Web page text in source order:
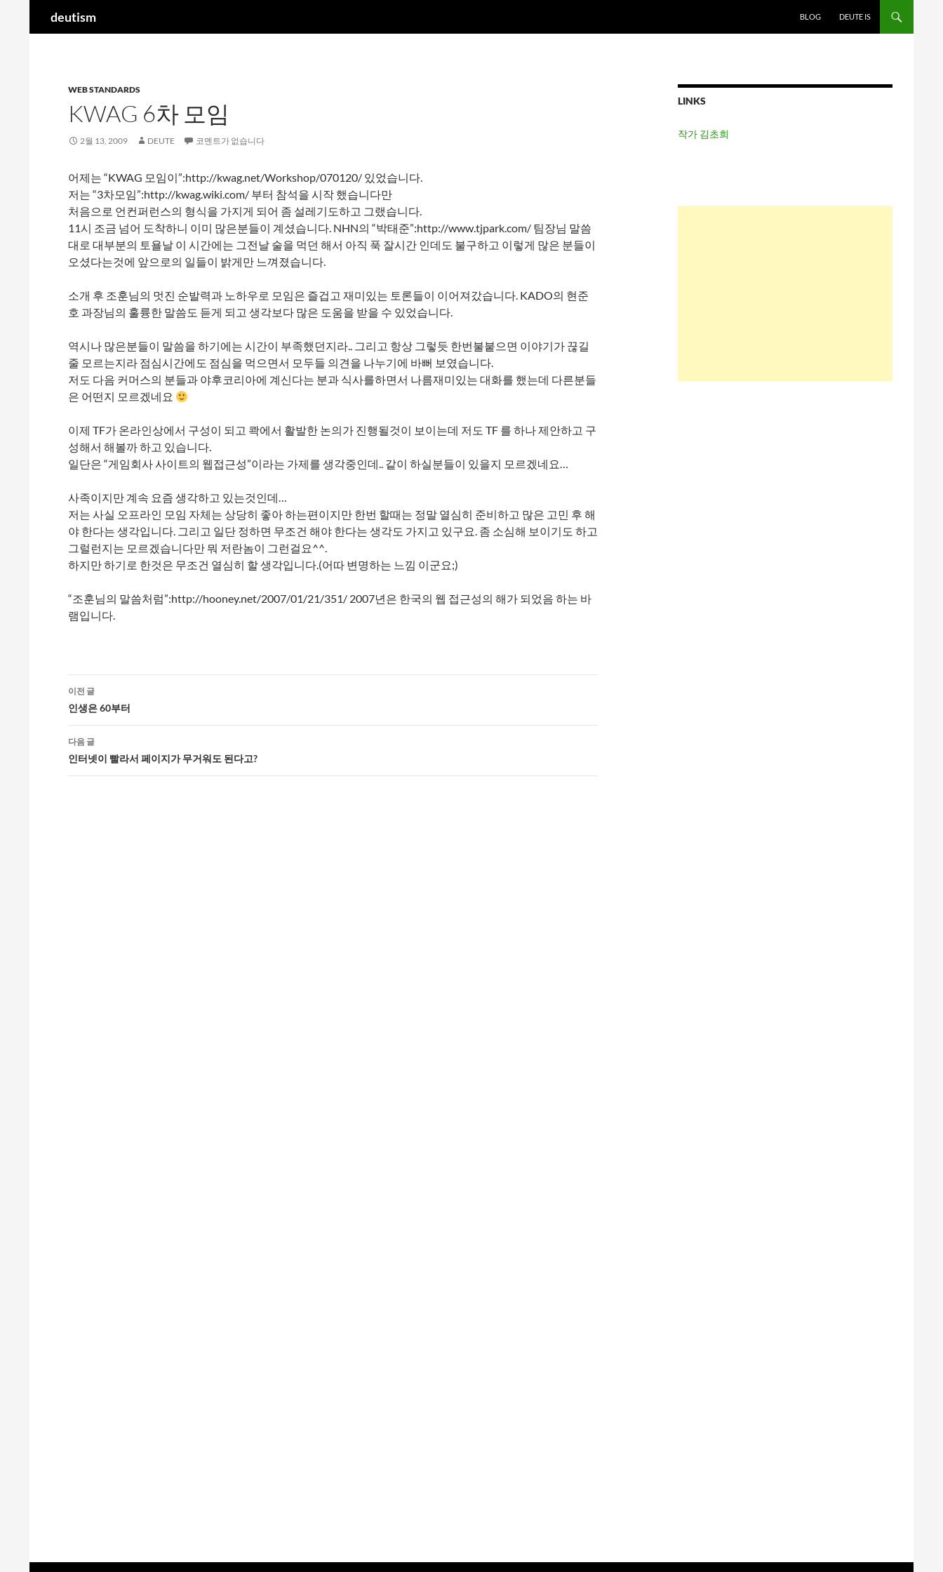
deutism BLOG DEUTE IS
WEB STANDARDS
KWAG 6차 모임
2월 13, 2009 DEUTE 코멘트가 없습니다
어제는 “KWAG 모임이”:http://kwag.net/Workshop/070120/ 있었습니다.
저는 “3차모임”:http://kwag.wiki.com/ 부터 참석을 시작 했습니다만
처음으로 언컨퍼런스의 형식을 가지게 되어 좀 설레기도하고 그랬습니다.
11시 조금 넘어 도착하니 이미 많은분들이 계셨습니다. NHN의 “박태준”:http://www.tjpark.com/ 팀장님 말씀
대로 대부분의 토욜날 이 시간에는 그전날 술을 먹던 해서 아직 푹 잘시간 인데도 불구하고 이렇게 많은 분들이
오셨다는것에 앞으로의 일들이 밝게만 느껴졌습니다.
소개 후 조훈님의 멋진 순발력과 노하우로 모임은 즐겁고 재미있는 토론들이 이어져갔습니다. KADO의 현준
호 과장님의 훌륭한 말씀도 듣게 되고 생각보다 많은 도움을 받을 수 있었습니다.
역시나 많은분들이 말씀을 하기에는 시간이 부족했던지라.. 그리고 항상 그렇듯 한번불붙으면 이야기가 끊길
줄 모르는지라 점심시간에도 점심을 먹으면서 모두들 의견을 나누기에 바뻐 보였습니다.
저도 다음 커머스의 분들과 야후코리아에 계신다는 분과 식사를하면서 나름재미있는 대화를 했는데 다른분들
은 어떤지 모르겠네요
이제 TF가 온라인상에서 구성이 되고 콱에서 활발한 논의가 진행될것이 보이는데 저도 TF 를 하나 제안하고 구
성해서 해볼까 하고 있습니다.
일단은 “게임회사 사이트의 웹접근성”이라는 가제를 생각중인데.. 같이 하실분들이 있을지 모르겠네요…
사족이지만 계속 요즘 생각하고 있는것인데…
저는 사실 오프라인 모임 자체는 상당히 좋아 하는편이지만 한번 할때는 정말 열심히 준비하고 많은 고민 후 해
야 한다는 생각입니다. 그리고 일단 정하면 무조건 해야 한다는 생각도 가지고 있구요. 좀 소심해 보이기도 하고
그럴런지는 모르겠습니다만 뭐 저란놈이 그런걸요^^.
하지만 하기로 한것은 무조건 열심히 할 생각입니다.(어따 변명하는 느낌 이군요;)
“조훈님의 말씀처럼”:http://hooney.net/2007/01/21/351/ 2007년은 한국의 웹 접근성의 해가 되었음 하는 바
램입니다.
글
네
비
게
이
이전 글
인생은 60부터
다음 글
인터넷이 빨라서 페이지가 무거워도 된다고?
LINKS
작가 김초희